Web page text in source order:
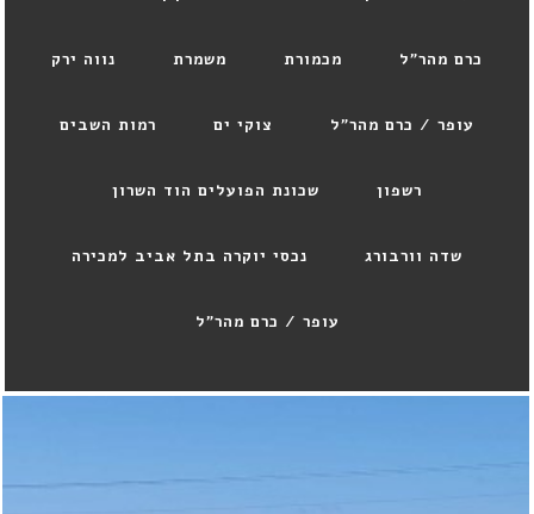
כרם מהר"ל מכמורת משמרת נווה ירק
עופר / כרם מהר"ל צוקי ים רמות השבים
רשפון שכונת הפועלים הוד השרון
שדה וורבורג נכסי יוקרה בתל אביב למכירה
עופר / כרם מהר"ל